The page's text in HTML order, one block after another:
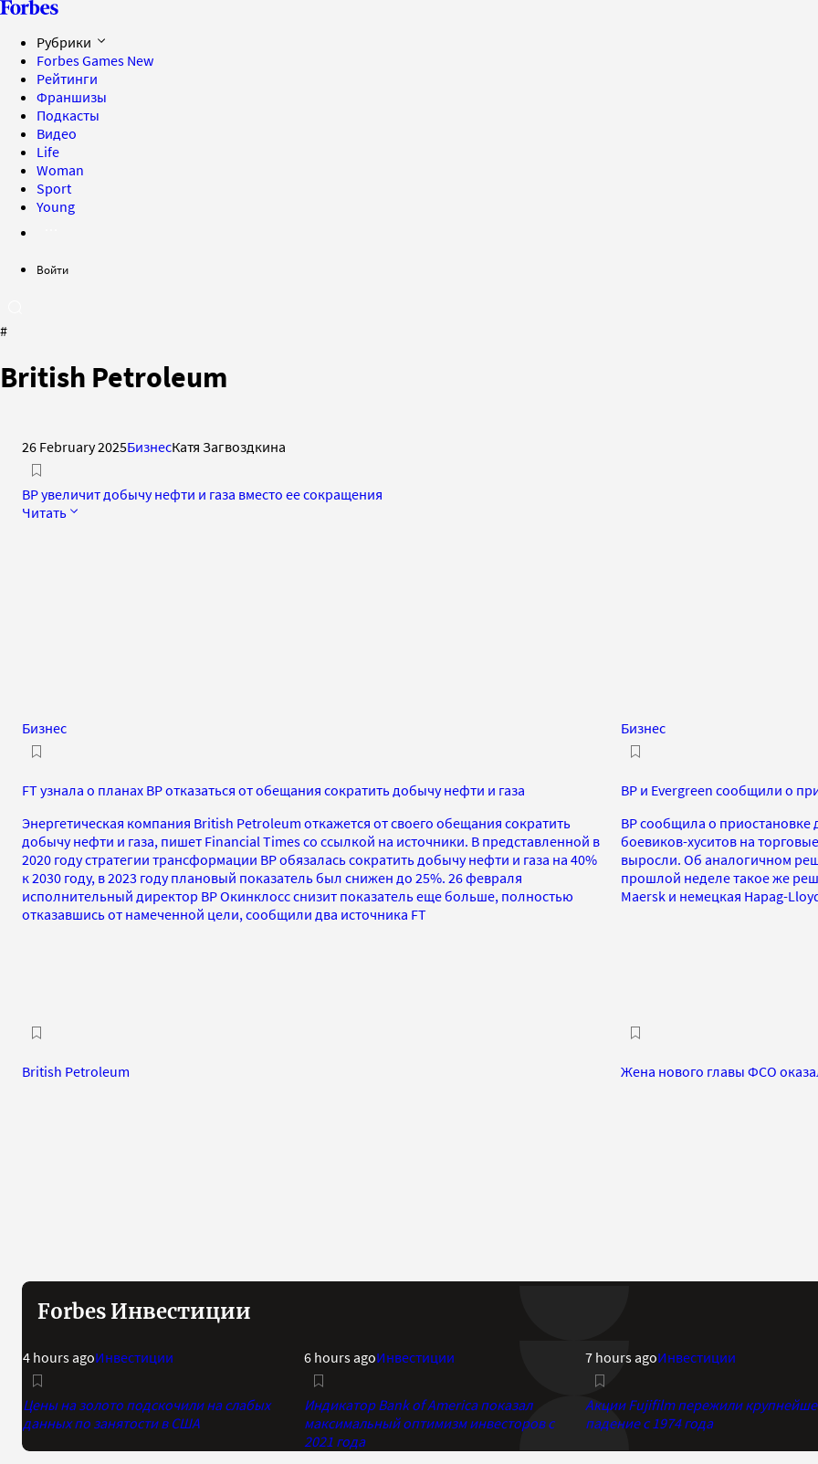
Рубрики
Forbes Games New
Рейтинги
Франшизы
Подкасты
Видео
Life
Woman
Sport
Young
Войти
#
British Petroleum
26 February 2025БизнесКатя Загвоздкина
BP увеличит добычу нефти и газа вместо ее сокращения
Читать
Бизнес
FT узнала о планах BP отказаться от обещания сократить добычу нефти и газа
Энергетическая компания British Petroleum откажется от своего обещания сократить
добычу нефти и газа, пишет Financial Times со ссылкой на источники. В представленной в
2020 году стратегии трансформации BP обязалась сократить добычу нефти и газа на 40%
к 2030 году, в 2023 году плановый показатель был снижен до 25%. 26 февраля
исполнительный директор BP Окинклосс снизит показатель еще больше, полностью
отказавшись от намеченной цели, сообщили два источника FT
Бизнес
BP и Evergreen сообщили о
BP сообщила о
боевиков-хуситов на
выросли. Об аналогичном
прошлой неделе такое же
Maersk и немецкая Hapag-
British Petroleum Жена нового главы ФСО
Forbes Инвестиции
4 hours agoИнвестиции
Цены на золото подскочили на слабых
данных по занятости в США
6 hours agoИнвестиции
Индикатор Bank of America показал
максимальный оптимизм инвесторов с
2021 года
7 hours agoИнвестиции
Акции Fujifilm пережили
падение с 1974 года